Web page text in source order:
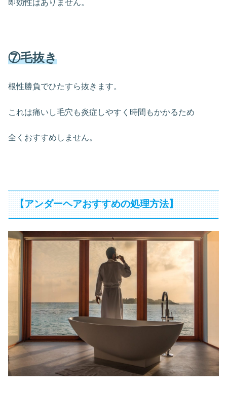
即効性はありません。
⑦毛抜き
根性勝負でひたすら抜きます。
これは痛いし毛穴も炎症しやすく時間もかかるため
全くおすすめしません。
【アンダーヘアおすすめの処理方法】